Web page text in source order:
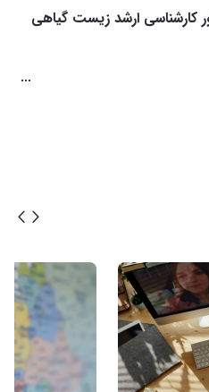
کارشناسی ارشد زیست گیاهی